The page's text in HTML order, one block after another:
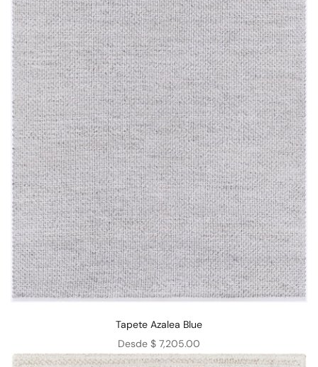
Tapete Azalea Blue
Precio de oferta
Desde $ 7,205.00